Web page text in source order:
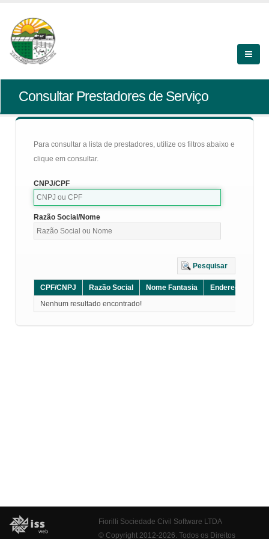
Consultar Prestadores de Serviço
Para consultar a lista de prestadores, utilize os filtros abaixo e
clique em consultar.
CNPJ/CPF
Razão Social/Nome
Pesquisar
CPF/CNPJ Razão Social Nome Fantasia Endereço
Nenhum resultado encontrado!
Fiorilli Sociedade Civil Software LTDA
© Copyright 2012-2026. Todos os Direitos